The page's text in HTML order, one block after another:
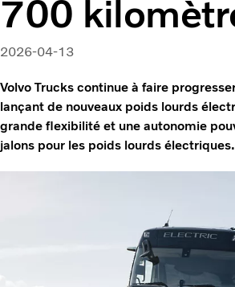
700
2026-04-13
Volvo Trucks continue à faire
lançant de nouveaux poids lourds
grande flexibilité et une autonomie
jalons pour les poids lourds électriques.